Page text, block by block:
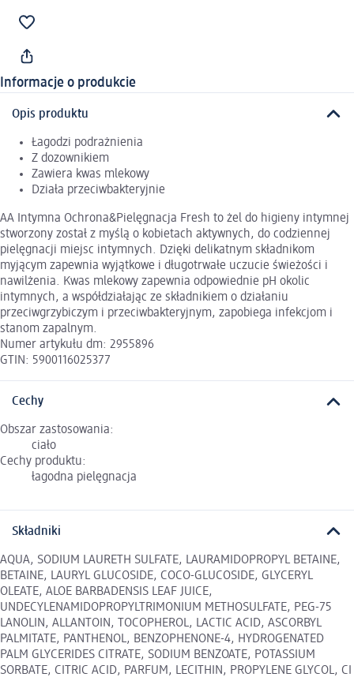
Informacje o produkcie
Opis produktu
Łagodzi podrażnienia
Z dozownikiem
Zawiera kwas mlekowy
Działa przeciwbakteryjnie
AA Intymna Ochrona&Pielęgnacja Fresh to żel do higieny intymnej
stworzony został z myślą o kobietach aktywnych, do codziennej
pielęgnacji miejsc intymnych. Dzięki delikatnym składnikom
myjącym zapewnia wyjątkowe i długotrwałe uczucie świeżości i
nawilżenia. Kwas mlekowy zapewnia odpowiednie pH okolic
intymnych, a współdziałając ze składnikiem o działaniu
przeciwgrzybiczym i przeciwbakteryjnym, zapobiega infekcjom i
stanom zapalnym.
Numer artykułu dm: 2955896
GTIN: 5900116025377
Cechy
Obszar zastosowania:
ciało
Cechy produktu:
łagodna pielęgnacja
Składniki
AQUA, SODIUM LAURETH SULFATE, LAURAMIDOPROPYL BETAINE,
BETAINE, LAURYL GLUCOSIDE, COCO-GLUCOSIDE, GLYCERYL
OLEATE, ALOE BARBADENSIS LEAF JUICE,
UNDECYLENAMIDOPROPYLTRIMONIUM METHOSULFATE, PEG-75
LANOLIN, ALLANTOIN, TOCOPHEROL, LACTIC ACID, ASCORBYL
PALMITATE, PANTHENOL, BENZOPHENONE-4, HYDROGENATED
PALM GLYCERIDES CITRATE, SODIUM BENZOATE, POTASSIUM
SORBATE, CITRIC ACID, PARFUM, LECITHIN, PROPYLENE GLYCOL, CI